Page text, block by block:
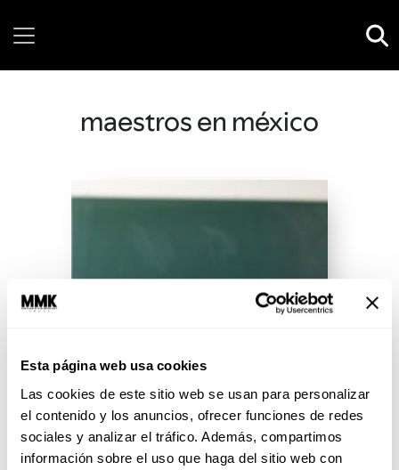
Esta página web usa cookies
Las cookies de este sitio web se usan para personalizar
el contenido y los anuncios, ofrecer funciones de redes
sociales y analizar el tráfico. Además, compartimos
información sobre el uso que haga del sitio web con
maestros en méxico
¿Por qué tanto rollo con la
evaluación de los maestros?